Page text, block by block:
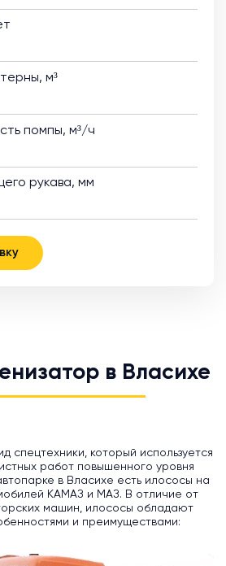
м³
помпы, м³/ч
рукава, мм
в Власихе
спецтехники, который используется
работ повышенного уровня
в Власихе есть илососы на
КАМАЗ и МАЗ. В отличие от
машин, илососы обладают
и преимуществами: